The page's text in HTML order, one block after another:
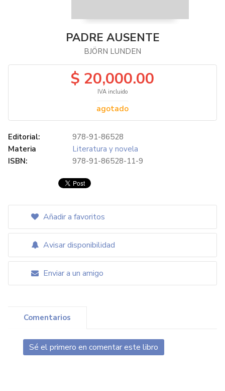
PADRE AUSENTE
BJÖRN LUNDEN
$ 20,000.00
IVA incluido
agotado
Editorial:
978-91-86528
Materia
Literatura y novela
ISBN:
978-91-86528-11-9
Añadir a favoritos
Avisar disponibilidad
Enviar a un amigo
Comentarios
Sé el primero en comentar este libro